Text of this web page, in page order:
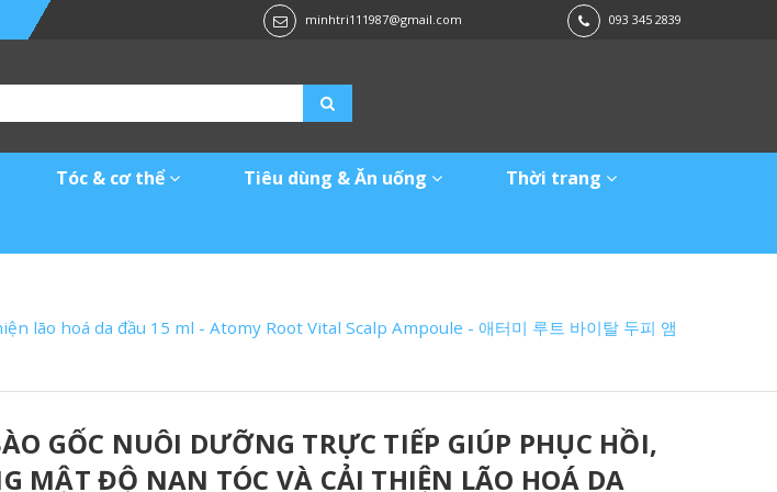
minhtri111987@gmail.com 093 345 2839
Tóc & cơ thể Tiêu dùng & Ăn uống Thời trang
hoá da đầu 15 ml - Atomy Root Vital Scalp Ampoule - 애터미 루트 바이탈 두피 앰
GỐC NUÔI DƯỠNG TRỰC TIẾP GIÚP PHỤC HỒI,
MẬT ĐỘ NAN TÓC VÀ CẢI THIỆN LÃO HOÁ DA